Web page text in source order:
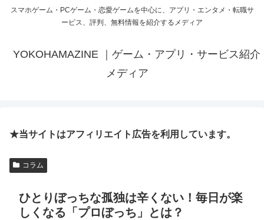
スマホゲーム・PCゲーム・恋愛ゲームを中心に、アプリ・エンタメ・転職サ
ービス、評判、無料情報を紹介するメディア
YOKOHAMAZINE ｜ゲーム・アプリ・サービス紹介
メディア
★当サイトはアフィリエイト広告を利用しています。
コラム
ひとりぼっちな孤独は辛くない！毎日が楽
しくなる「プロぼっち」とは？